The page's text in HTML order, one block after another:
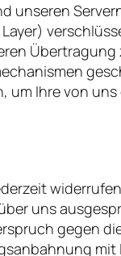
um Ihre von
uns
gegen